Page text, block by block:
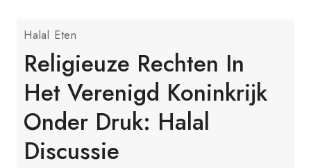
Halal Eten
Religieuze Rechten In
Het Verenigd Koninkrijk
Onder Druk: Halal
Discussie